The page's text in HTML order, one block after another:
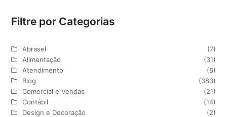
Filtre por Categorias
Abrasel
(7)
Alimentação
(31)
Atendimento
(8)
Blog
(383)
Comercial e Vendas
(21)
Contábil
(14)
Design e Decoração
(2)